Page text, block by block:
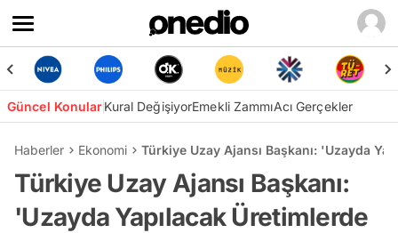
Güncel KonularKural DeğişiyorEmekli ZammıAcı Gerçekler
Haberler Ekonomi Türkiye Uzay Ajansı Başkanı: 'Uzayda
Türkiye Uzay Ajansı Başkanı:
'Uzayda Yapılacak Üretimlerde